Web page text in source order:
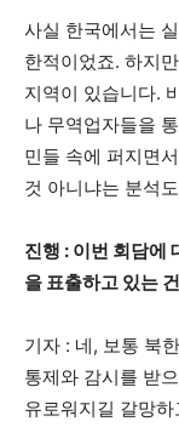
사실 한국에서는
한적이었죠. 하지
지역이 있습니다.
나 무역업자들을
민들 속에 퍼지면
것 아니냐는 분석
진행 : 이번 회담에
을 표출하고 있는
기자 : 네, 보통 북
통제와 감시를 받
유로워지길 갈망